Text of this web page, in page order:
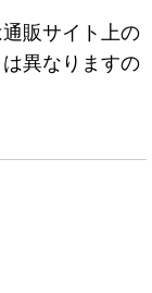
販サイト上の
異なりますの